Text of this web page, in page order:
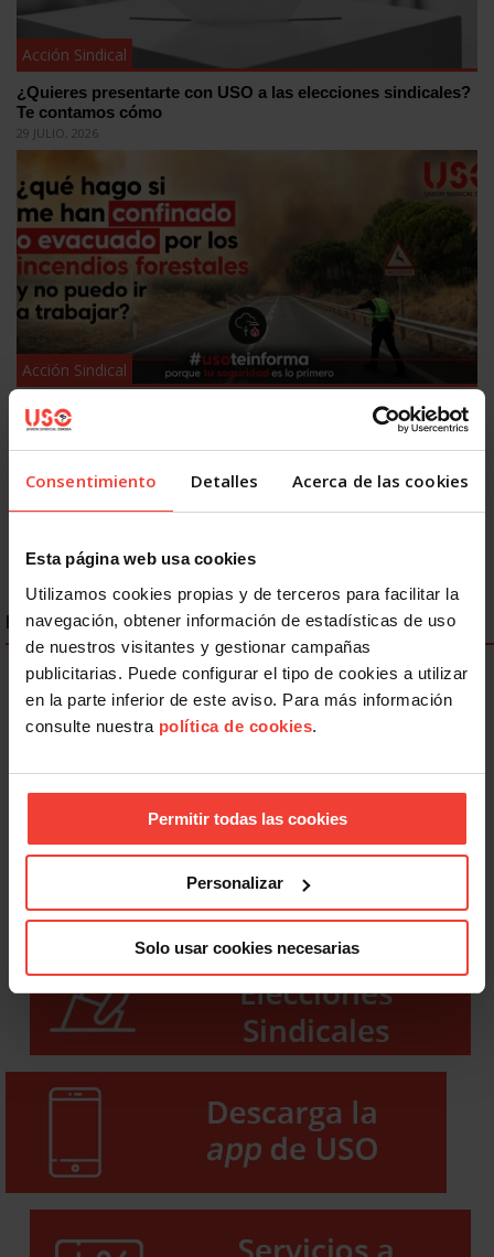
Consentimiento Detalles Acerca de las cookies
Esta página web usa cookies
Utilizamos cookies propias y de terceros para facilitar la
navegación, obtener información de estadísticas de uso
de nuestros visitantes y gestionar campañas
publicitarias. Puede configurar el tipo de cookies a utilizar
en la parte inferior de este aviso. Para más información
consulte nuestra política de cookies.
Permitir todas las cookies
Personalizar
Solo usar cookies necesarias
Acción Sindical
¿Quieres presentarte con USO a las elecciones sindicales?
Te contamos cómo
29 JULIO, 2026
Acción Sindical
USOTeInforma sobre tus derechos laborales ante los
incendios forestales
27 JULIO, 2026
ENLACES DESTACADOS